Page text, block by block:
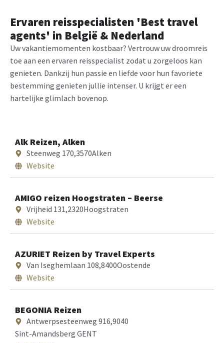
Ervaren reisspecialisten 'Best travel
agents' in België & Nederland
Uw vakantiemomenten kostbaar? Vertrouw uw droomreis
toe aan een ervaren reisspecialist zodat u zorgeloos kan
genieten. Dankzij hun passie en liefde voor hun favoriete
bestemming genieten jullie intenser. U krijgt er een
hartelijke glimlach bovenop.
Alk Reizen, Alken
Steenweg 170,3570Alken
Website
AMIGO reizen Hoogstraten – Beerse
Vrijheid 131,2320Hoogstraten
Website
AZURIET Reizen by Travel Experts
Van Iseghemlaan 108,8400Oostende
Website
BEGONIA Reizen
Antwerpsesteenweg 916,9040
Sint-Amandsberg GENT